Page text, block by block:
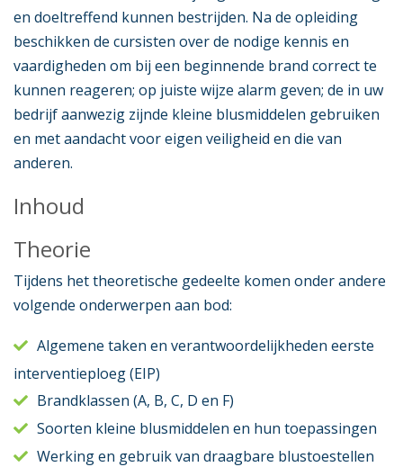
en doeltreffend kunnen bestrijden. Na de opleiding
beschikken de cursisten over de nodige kennis en
vaardigheden om bij een beginnende brand correct te
kunnen reageren; op juiste wijze alarm geven; de in uw
bedrijf aanwezig zijnde kleine blusmiddelen gebruiken
en met aandacht voor eigen veiligheid en die van
anderen.
Inhoud
Theorie
Tijdens het theoretische gedeelte komen onder andere
volgende onderwerpen aan bod:
Algemene taken en verantwoordelijkheden eerste
interventieploeg (EIP)
Brandklassen (A, B, C, D en F)
Soorten kleine blusmiddelen en hun toepassingen
Werking en gebruik van draagbare blustoestellen